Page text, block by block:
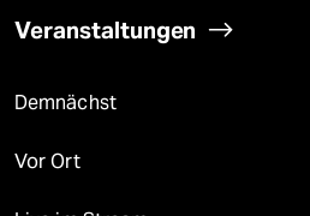
Veranstaltungen
Demnächst
Vor Ort